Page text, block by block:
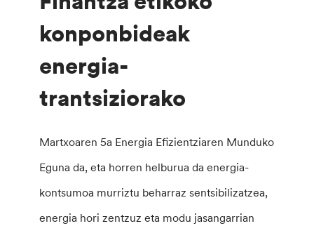
konponbideak
energia-
trantsiziorako
Martxoaren 5a Energia Efizientziaren Munduko
Eguna da, eta horren helburua da energia-
kontsumoa murriztu beharraz sentsibilizatzea,
energia hori zentzuz eta modu jasangarrian